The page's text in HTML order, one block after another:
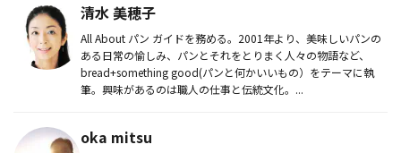
清水 美穂子
All About パン ガイドを務める。2001年より、美味しいパンの
ある日常の愉しみ、パンとそれをとりまく人々の物語など、
bread+something good(パンと何かいいもの）をテーマに執
筆。興味があるのは職人の仕事と伝統文化。...
oka mitsu